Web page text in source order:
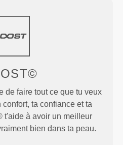
de faire tout ce que tu veux
ta confiance et ta
t'aide à avoir un meilleur
bien dans ta peau.